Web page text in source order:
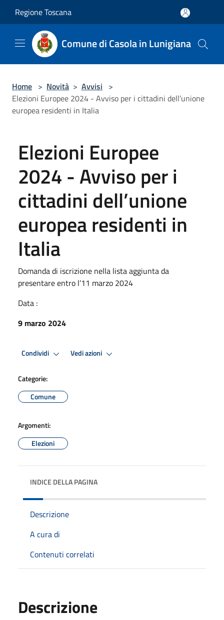
Regione Toscana
Comune di Casola in Lunigiana
Home > Novità > Avvisi >
Elezioni Europee 2024 - Avviso per i cittadini dell’unione
europea residenti in Italia
Elezioni Europee
2024 - Avviso per i
cittadini dell’unione
europea residenti in
Italia
Domanda di iscrizione nella lista aggiunta da
presentare entro l’11 marzo 2024
Data :
9 marzo 2024
Condividi Vedi azioni
Categorie:
Comune
Argomenti:
Elezioni
INDICE DELLA PAGINA
Descrizione
A cura di
Contenuti correlati
Descrizione